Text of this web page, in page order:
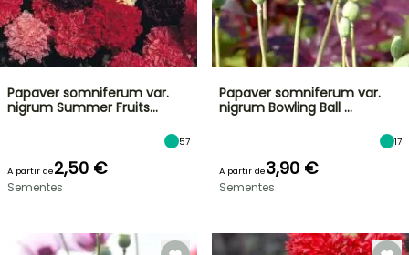
Papaver somniferum var.
nigrum Summer Fruits…
57
A partir de2,50 €
Sementes
Papaver somniferum var.
nigrum Bowling Ball …
17
A partir de3,90 €
Sementes